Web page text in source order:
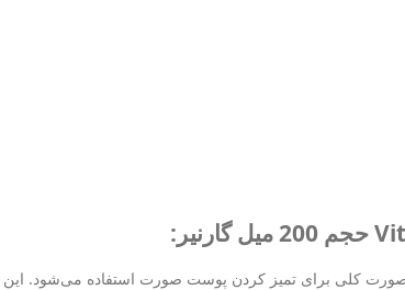
برای تمیز کردن پوست صورت استفاده می‌شود. این